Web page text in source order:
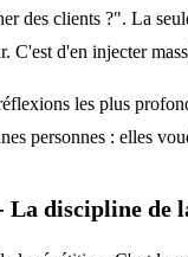
des clients ?". La
d'en injecter
les plus
personnes : elles
discipline de